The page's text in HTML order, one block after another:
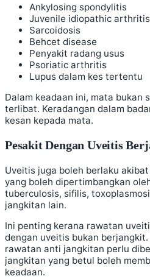
Ankylosing spondylitis
Juvenile idiopathic arthritis
Sarcoidosis
Behcet disease
Penyakit radang usus
Psoriatic arthritis
Lupus dalam kes tertentu
Dalam keadaan ini, mata bukan
terlibat. Keradangan dalam
kesan kepada mata.
Pesakit Dengan Uveitis
Uveitis juga boleh berlaku
yang boleh dipertimbangkan
tuberculosis, sifilis,
jangkitan lain.
Ini penting kerana rawatan
dengan uveitis bukan
rawatan anti jangkitan perlu
jangkitan yang betul boleh
keadaan.